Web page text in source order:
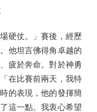
仗。」賽後，經歷
他坦言佛得角卓越的
疲於奔命。對於神勇
在比賽前兩天，我特
的表現，他的發揮簡
這一點。我衷心希望